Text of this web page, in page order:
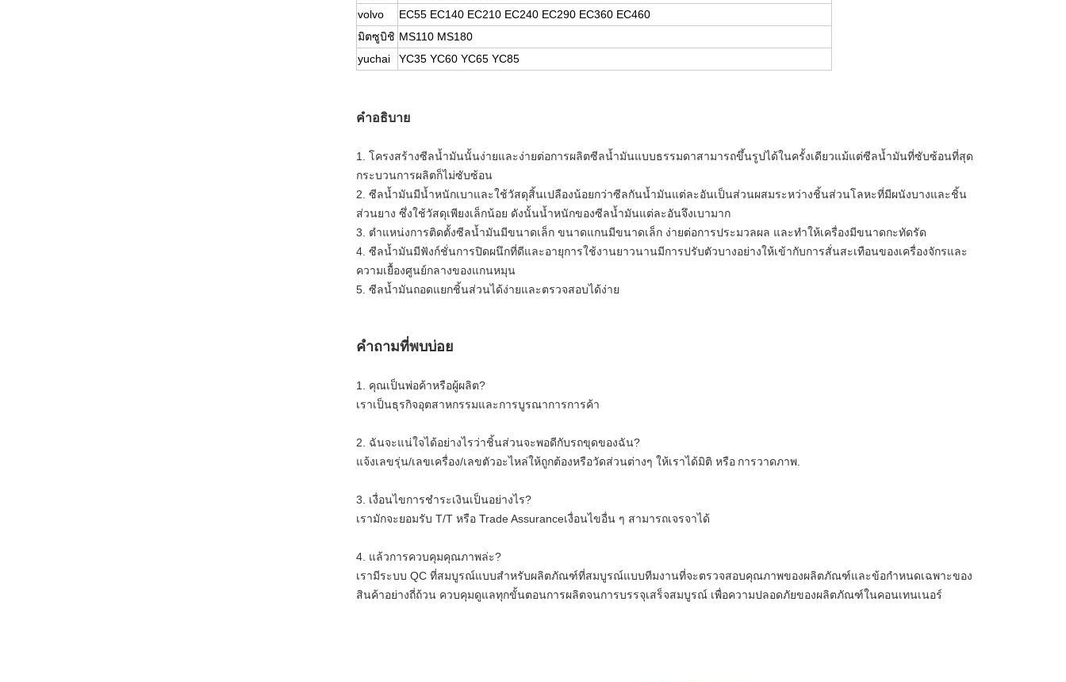
volvo
EC55 EC140 EC210 EC240 EC290 EC360 EC460
มิตซูบิชิ MS110 MS180
yuchai
YC35 YC60 YC65 YC85
คำอธิบาย
1. โครงสร้างซีลน้ำมันนั้นง่ายและง่ายต่อการผลิตซีลน้ำมันแบบธรรมดาสามารถขึ้นรูปได้ในครั้งเดียวแม้แต่ซีลน้ำมันที่ซับซ้อนที่สุด
กระบวนการผลิตก็ไม่ซับซ้อน
2. ซีลน้ำมันมีน้ำหนักเบาและใช้วัสดุสิ้นเปลืองน้อยกว่าซีลกันน้ำมันแต่ละอันเป็นส่วนผสมระหว่างชิ้นส่วนโลหะที่มีผนังบางและชิ้น
ส่วนยาง ซึ่งใช้วัสดุเพียงเล็กน้อย ดังนั้นน้ำหนักของซีลน้ำมันแต่ละอันจึงเบามาก
3. ตำแหน่งการติดตั้งซีลน้ำมันมีขนาดเล็ก ขนาดแกนมีขนาดเล็ก ง่ายต่อการประมวลผล และทำให้เครื่องมีขนาดกะทัดรัด
4. ซีลน้ำมันมีฟังก์ชั่นการปิดผนึกที่ดีและอายุการใช้งานยาวนานมีการปรับตัวบางอย่างให้เข้ากับการสั่นสะเทือนของเครื่องจักรและ
ความเยื้องศูนย์กลางของแกนหมุน
5. ซีลน้ำมันถอดแยกชิ้นส่วนได้ง่ายและตรวจสอบได้ง่าย
คำถามที่พบบ่อย
1. คุณเป็นพ่อค้าหรือผู้ผลิต?
เราเป็นธุรกิจอุตสาหกรรมและการบูรณาการการค้า
2. ฉันจะแน่ใจได้อย่างไรว่าชิ้นส่วนจะพอดีกับรถขุดของฉัน?
แจ้งเลขรุ่น/เลขเครื่อง/เลขตัวอะไหล่ให้ถูกต้องหรือวัดส่วนต่างๆ ให้เราได้มิติ หรือ การวาดภาพ.
3. เงื่อนไขการชำระเงินเป็นอย่างไร?
เรามักจะยอมรับ T/T หรือ Trade Assuranceเงื่อนไขอื่น ๆ สามารถเจรจาได้
4. แล้วการควบคุมคุณภาพล่ะ?
เรามีระบบ QC ที่สมบูรณ์แบบสำหรับผลิตภัณฑ์ที่สมบูรณ์แบบทีมงานที่จะตรวจสอบคุณภาพของผลิตภัณฑ์และข้อกำหนดเฉพาะของ
สินค้าอย่างถี่ถ้วน ควบคุมดูแลทุกขั้นตอนการผลิตจนการบรรจุเสร็จสมบูรณ์ เพื่อความปลอดภัยของผลิตภัณฑ์ในคอนเทนเนอร์